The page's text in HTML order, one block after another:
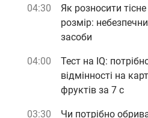
04:30
Як розносити
розмір:
засоби
04:00
Тест на IQ:
відмінності на
фруктів за 7 с
03:30
Чи потрібно